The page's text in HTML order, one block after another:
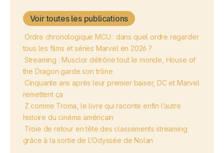
Voir toutes les publications
Ordre chronologique MCU : dans quel ordre regarder
tous les films et séries Marvel en 2026 ?
Streaming : Musclor détrône tout le monde, House of
the Dragon garde son trône
Cinquante ans après leur premier baiser, DC et Marvel
remettent ça
Z comme Troma, le livre qui raconte enfin l’autre
histoire du cinéma américain
Troie de retour en tête des classements streaming
grâce à la sortie de L’Odyssée de Nolan